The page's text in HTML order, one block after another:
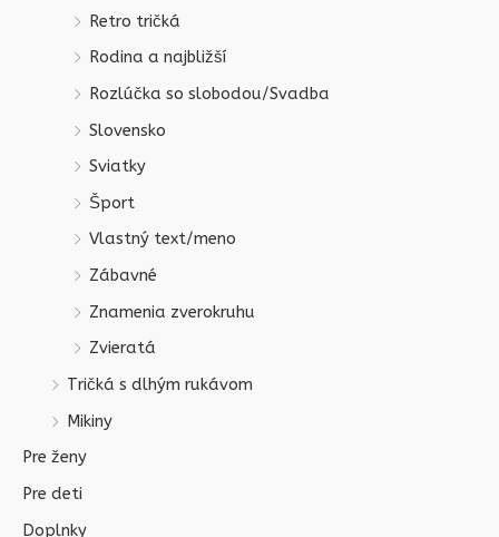
Retro tričká
Rodina a najbližší
Rozlúčka so slobodou/Svadba
Slovensko
Sviatky
Šport
Vlastný text/meno
Zábavné
Znamenia zverokruhu
Zvieratá
Tričká s dlhým rukávom
Mikiny
Pre ženy
Pre deti
Doplnky